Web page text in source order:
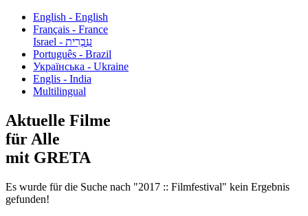
English - English
Français - France
עִבְרִית - Israel
Português - Brazil
Українська - Ukraine
Englis - India
Multilingual
Aktuelle Filme
für Alle
mit GRETA
Es wurde für die Suche nach "2017 :: Filmfestival" kein Ergebnis
gefunden!